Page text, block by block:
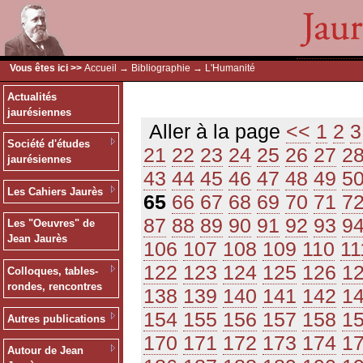
Vous êtes ici >> Accueil → Bibliographie → L'Humanité
Actualités
jaurésiennes
Société d'études
jaurésiennes
Les Cahiers Jaurès
Les "Oeuvres" de
Jean Jaurès
Colloques, tables-
rondes, rencontres
Autres publications
Autour de Jean
Aller à la page << 1 2 3
21 22 23 24 25 26 27
43 44 45 46 47 48 49
65 66 67 68 69 70 71
87 88 89 90 91 92 93
106 107 108 109 110
122 123 124 125 126
138 139 140 141 142
154 155 156 157 158
170 171 172 173 174